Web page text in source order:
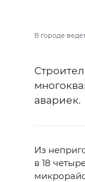
В городе
авариек.
Из
в 18